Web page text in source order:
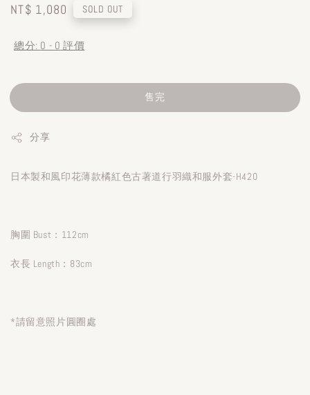
Regular
NT$ 1,080 SOLD OUT
總分: 0 - 0 評價
售完
分享
日本製和風印花薄款橘紅色古著道行羽織和服外套-H420
胸圍 Bust：112cm
衣長 Length：83cm
*請留意照片圓圈處